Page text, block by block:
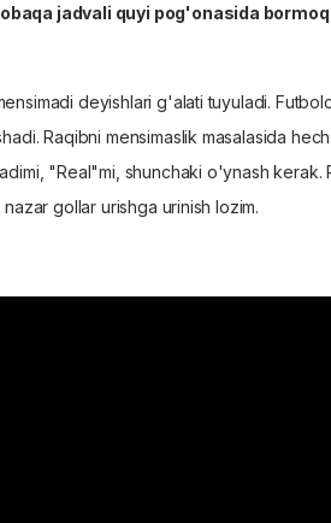
jadvali quyi pog'onasida
deyishlari g'alati tuyuladi.
Raqibni mensimaslik masalasida
"Real"mi, shunchaki o'ynash
gollar urishga urinish lozim.